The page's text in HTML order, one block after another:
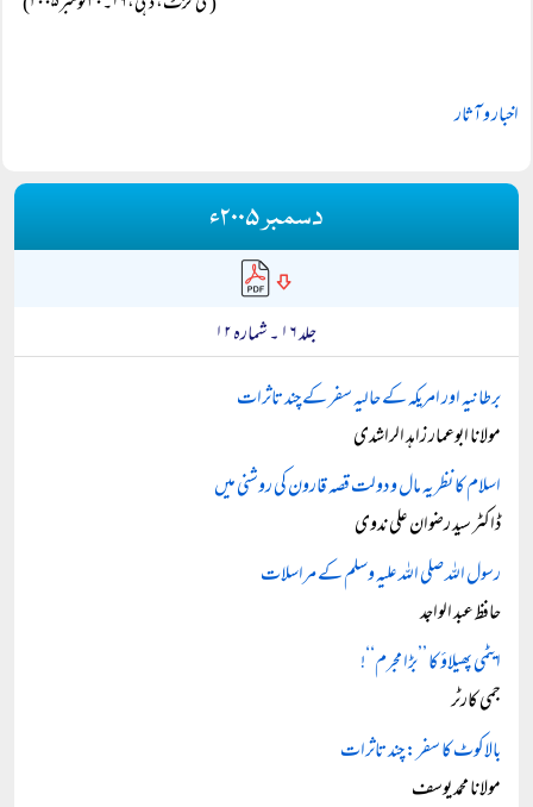
اخبار و آثار
دسمبر ۲۰۰۵ء
جلد ۱۶ ۔ شمارہ ۱۲
برطانیہ اور امریکہ کے حالیہ سفر کے چند تاثرات
مولانا ابوعمار زاہد الراشدی
اسلام کا نظریہ مال و دولت قصہ قارون کی روشنی میں
ڈاکٹر سید رضوان علی ندوی
رسول اللہ صلی اللہ علیہ وسلم کے مراسلات
حافظ عبد الواجد
ایٹمی پھیلاؤ کا ’’بڑا مجرم‘‘!
جمی کارٹر
بالاکوٹ کا سفر: چند تاثرات
مولانا محمد یوسف